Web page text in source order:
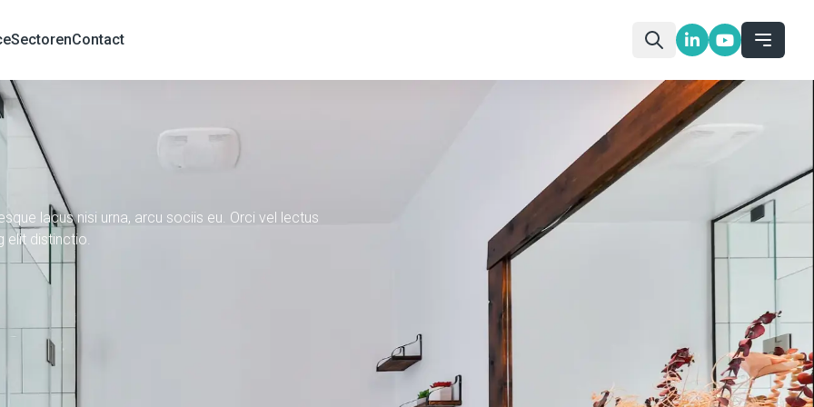
SectorenContact
lacus nisi urna, arcu sociis eu. Orci vel lectus
elit distinctio.